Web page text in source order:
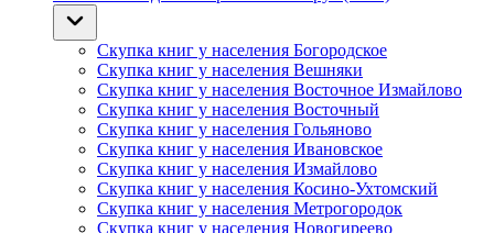
Скупка книг у населения Богородское
Скупка книг у населения Вешняки
Скупка книг у населения Восточное Измайлово
Скупка книг у населения Восточный
Скупка книг у населения Гольяново
Скупка книг у населения Ивановское
Скупка книг у населения Измайлово
Скупка книг у населения Косино-Ухтомский
Скупка книг у населения Метрогородок
Скупка книг у населения Новогиреево